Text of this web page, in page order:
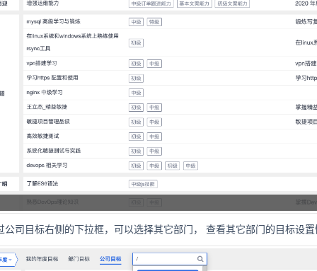
公司目标右侧的下拉框，可以选择其它部门， 查看其它部门 的目标设